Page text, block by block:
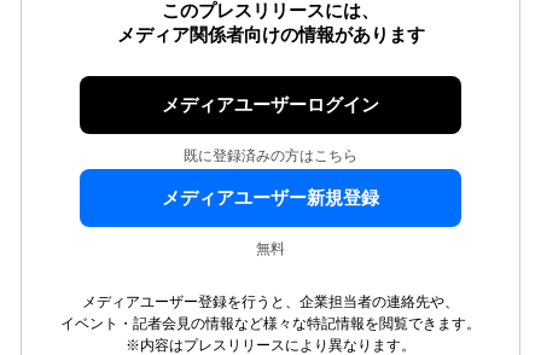
このプレスリリースには、
メディア関係者向けの情報があります
メディアユーザーログイン
既に登録済みの方はこちら
メディアユーザー新規登録
無料
メディアユーザー登録を行うと、企業担当者の連絡先や、
イベント・記者会見の情報など様々な特記情報を閲覧できます。
※内容はプレスリリースにより異なります。